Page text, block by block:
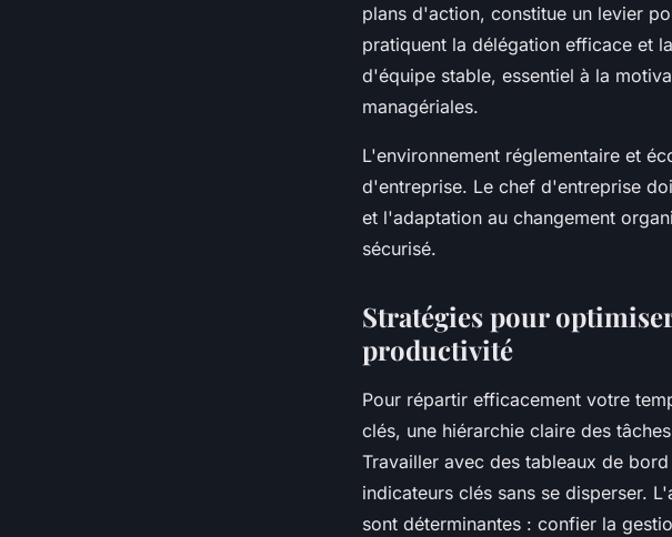
plans d'action, constitue un levier
pratiquent la délégation efficace et
d'équipe stable, essentiel à la
managériales.
L'environnement réglementaire et
d'entreprise. Le chef d'entreprise
et l'adaptation au changement
sécurisé.
Stratégies pour
productivité
Pour répartir efficacement votre
clés, une hiérarchie claire des
Travailler avec des tableaux de bord
indicateurs clés sans se disperser.
sont déterminantes : confier la